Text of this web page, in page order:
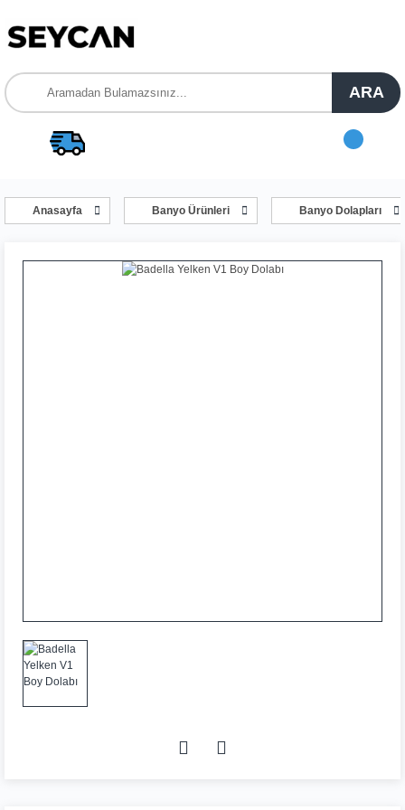
ARA
Anasayfa Banyo Ürünleri Banyo Dolapları